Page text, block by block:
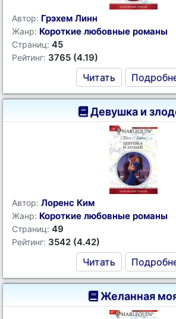
Автор: Грэхем Линн
Жанр: Короткие любовные романы
Страниц: 45
Рейтинг: 3765 (4.19)
Читать
Девушка и
Автор: Лоренс Ким
Жанр: Короткие любовные романы
Страниц: 49
Рейтинг: 3542 (4.42)
Читать
Желанная